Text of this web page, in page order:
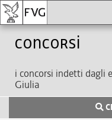
Concorsi
i concorsi indetti dagli
Giulia